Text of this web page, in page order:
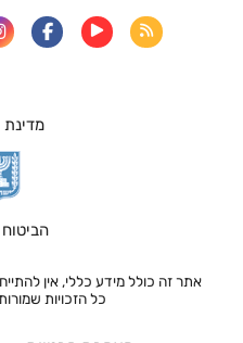
מדינת
הביטוח
אתר זה כולל מידע כללי, אין
כל הזכויות שמורות